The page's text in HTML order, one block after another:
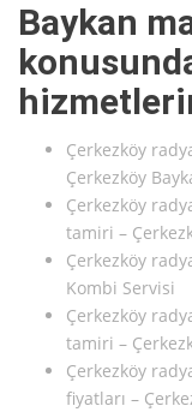
Baykan
Çerkezköy
Çerkezköy
Çerkezköy
tamiri –
Çerkezköy
Kombi Servisi
Çerkezköy
tamiri –
Çerkezköy
fiyatları –